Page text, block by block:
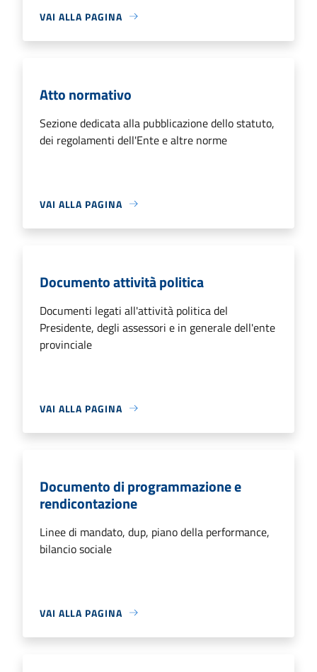
VAI ALLA PAGINA
Atto normativo
Sezione dedicata alla pubblicazione dello statuto,
dei regolamenti dell'Ente e altre norme
VAI ALLA PAGINA
Documento attività politica
Documenti legati all'attività politica del
Presidente, degli assessori e in generale dell'ente
provinciale
VAI ALLA PAGINA
Documento di programmazione e
rendicontazione
Linee di mandato, dup, piano della performance,
bilancio sociale
VAI ALLA PAGINA